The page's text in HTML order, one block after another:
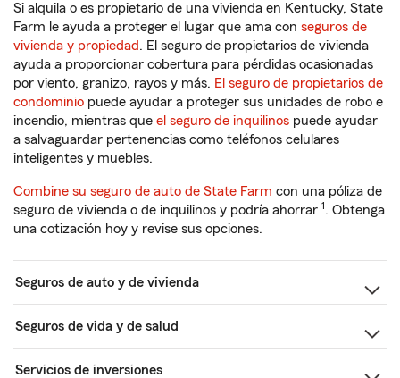
Si alquila o es propietario de una vivienda en Kentucky, State
Farm le ayuda a proteger el lugar que ama con seguros de
vivienda y propiedad. El seguro de propietarios de vivienda
ayuda a proporcionar cobertura para pérdidas ocasionadas
por viento, granizo, rayos y más. El seguro de propietarios de
condominio puede ayudar a proteger sus unidades de robo e
incendio, mientras que el seguro de inquilinos puede ayudar
a salvaguardar pertenencias como teléfonos celulares
inteligentes y muebles.
Combine su seguro de auto de State Farm con una póliza de
seguro de vivienda o de inquilinos y podría ahorrar 1. Obtenga
una cotización hoy y revise sus opciones.
Seguros de auto y de vivienda
Seguros de vida y de salud
Servicios de inversiones